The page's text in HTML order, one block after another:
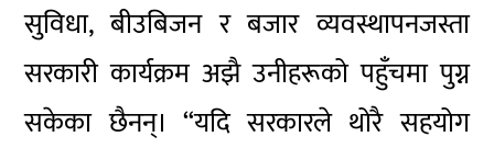
सुविधा, बीउबिजन र बजार व्यवस्थापनजस्ता
सरकारी कार्यक्रम अझै उनीहरूको पहुँचमा पुग्न
सकेका छैनन्। “यदि सरकारले थोरै सहयोग